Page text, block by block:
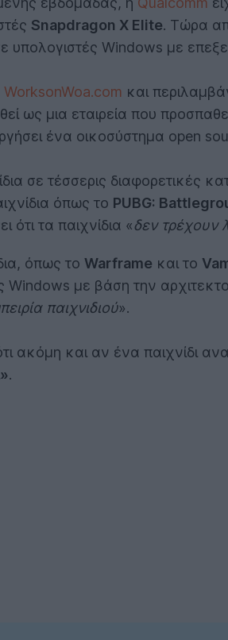
Snapdragon X Elite. Τώρα
Windows με
WorksonWoa.com και
ως μια εταιρεία που
ένα οικοσύστημα open
σε τέσσερις διαφορετικές
όπως το PUBG:
ότι τα παιχνίδια «δεν
όπως το Warframe και το
Windows με βάση την
παιχνιδιού».
ακόμη και αν ένα
.